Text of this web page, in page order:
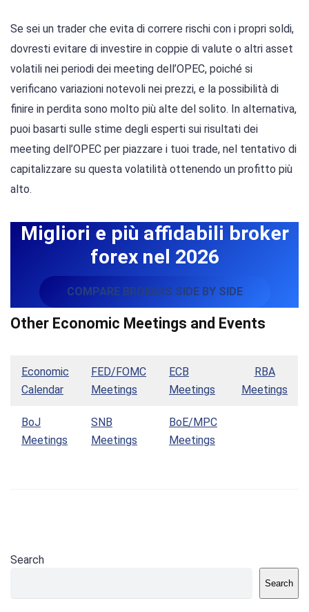
Se sei un trader che evita di correre rischi con i propri soldi,
dovresti evitare di investire in coppie di valute o altri asset
volatili nei periodi dei meeting dell’OPEC, poiché si
verificano variazioni notevoli nei prezzi, e la possibilità di
finire in perdita sono molto più alte del solito. In alternativa,
puoi basarti sulle stime degli esperti sui risultati dei
meeting dell’OPEC per piazzare i tuoi trade, nel tentativo di
capitalizzare su questa volatilità ottenendo un profitto più
alto.
Migliori e più affidabili broker
forex nel 2026
COMPARE BROKERS SIDE BY SIDE
Other Economic Meetings and Events
Economic
Calendar
FED/FOMC
Meetings
ECB
Meetings
RBA
Meetings
BoJ
Meetings
SNB
Meetings
BoE/MPC
Meetings
Search
Search